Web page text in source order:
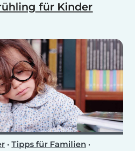
für Kinder
• Tipps für Familien •